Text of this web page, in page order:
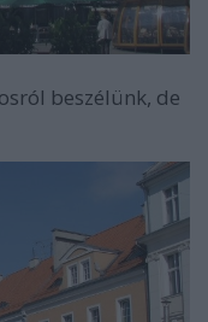
beszélünk, de